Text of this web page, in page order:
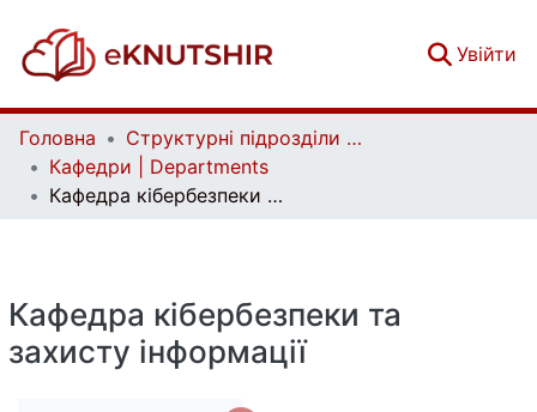
Увійти
Головна
Структурні підрозділи Київського національного університету імені Тараса Шевченка та Організації | Faculties, Institutes and Departments of Taras Shevchenko National University of Kyiv and Organizations
Кафедри | Departments
Кафедра кібербезпеки та захисту інформації
Кафедра кібербезпеки та
захисту інформації